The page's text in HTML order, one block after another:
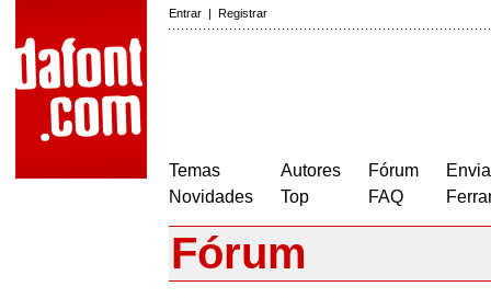
Entrar | Registrar
Temas
Novidades
Autores
Top
Fórum
FAQ
Fórum